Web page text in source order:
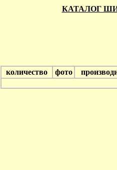
КАТАЛОГ
количество фото